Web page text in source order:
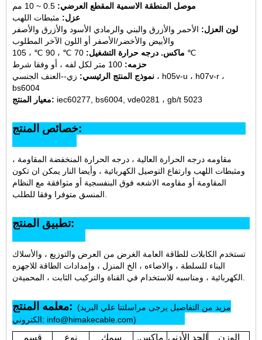
موصل المنطقة الاسمية المقطع العرضي: 0.5 ~ 10 مم
عزل: مثبطات اللهب
لون العزل: الأحمر والأزرق والبني والرمادي الأسود والأزرق والأصفر
والأبيض والأخضر/الأصفر أو اللون الآخر المطلوب
ماكس. درجه حرارة التشغيل: 70 ℃ ، 90 ℃ ، 105 ℃
حزمه:
نموذج المنتج الرئيسي: زي--العنف الجنسي ، h05v-u ، h07v-r ،
bs6004
معيار المنتج: iec60277, bs6004, vde0281 ، gb/t 5023
خصائص المنتج:
مقاومه درجه الحرارة العالية ، درجه الحرارة المنخفضة المقاومة ،
ومثبطات اللهب وارتفاع التوصيل الكهربائية ، وأيضا النار يمكن ان تكون
المقاومة أو مقاومه الاشعه فوق البنفسجية أو متوافقة مع النظام
المنسق متوفرا وفقا للطلب.
تطبيق المنتج:
تستخدم الكابلات للطاقة العامة الغرض من العرض والتوزيع ، والأسلاك
البناء للسلطة ، والاضاءه ، الخ المنزل ، وإمدادات الطاقة للاجهزه
الكهربائية ، ومناسبه للاستخدام في القناة والتركيب الثابت ، المحميةن .
معلمه المنتج: (مزيد من التفاصيل يرجى مراسلتنا علي البريد
الكتروني: info@himakecable.com)
قسم
نوع
سمك
ماكس. الحد الأدنى
الوزن